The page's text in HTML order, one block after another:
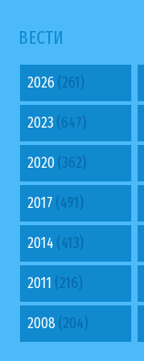
ВЕСТИ
2026 (261)
2023 (647)
2020 (362)
2017 (491)
2014 (413)
2011 (216)
2008 (204)